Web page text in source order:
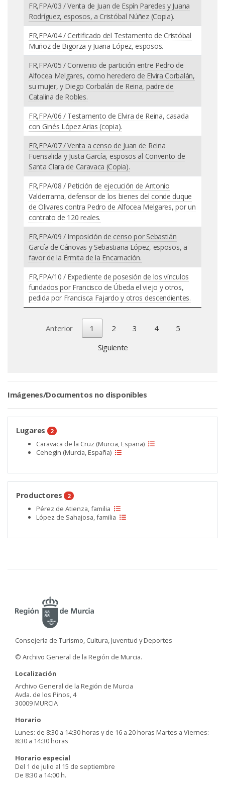
FR,FPA/03 / Venta de Juan de Espín Paredes y Juana
Rodríguez, esposos, a Cristóbal Núñez (Copia).
FR,FPA/04 / Certificado del Testamento de Cristóbal
Muñoz de Bigorza y Juana López, esposos.
FR,FPA/05 / Convenio de partición entre Pedro de
Alfocea Melgares, como heredero de Elvira Corbalán,
su mujer, y Diego Corbalán de Reina, padre de
Catalina de Robles.
FR,FPA/06 / Testamento de Elvira de Reina, casada
con Ginés López Arias (copia).
FR,FPA/07 / Venta a censo de Juan de Reina
Fuensalida y Justa García, esposos al Convento de
Santa Clara de Caravaca (Copia).
FR,FPA/08 / Petición de ejecución de Antonio
Valderrama, defensor de los bienes del conde duque
de Olivares contra Pedro de Alfocea Melgares, por un
contrato de 120 reales.
FR,FPA/09 / Imposición de censo por Sebastián
García de Cánovas y Sebastiana López, esposos, a
favor de la Ermita de la Encarnación.
FR,FPA/10 / Expediente de posesión de los vínculos
fundados por Francisco de Úbeda el viejo y otros,
pedida por Francisca Fajardo y otros descendientes.
Anterior 1 2 3 4
5
Siguiente
Imágenes/Documentos no disponibles
Lugares 2
Caravaca de la Cruz (Murcia, España)
Cehegín (Murcia, España)
Productores 2
Pérez de Atienza, familia
López de Sahajosa, familia
Consejería de Turismo, Cultura, Juventud y Deportes
© Archivo General de la Región de Murcia.
Localización
Archivo General de la Región de Murcia
Avda. de los Pinos, 4
30009 MURCIA
Horario
Lunes: de 8:30 a 14:30 horas y de 16 a 20 horas Martes a Viernes:
8:30 a 14:30 horas
Horario especial
Del 1 de julio al 15 de septiembre
De 8:30 a 14:00 h.